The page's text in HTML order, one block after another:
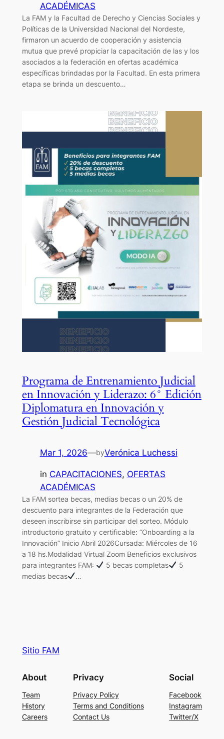
ACADÉMICAS
La FAM y la Facultad de Derecho y Ciencias Sociales y
Políticas de la Universidad Nacional del Nordeste,
firmaron un acuerdo de cooperación y asistencia
mutua que prevé propiciar la capacitación de las y los
asociados a la federación en ofertas académica
específicas brindadas por la Facultad. En esta primera
etapa se brinda un descuento…
Programa de Entrenamiento Judicial
en Innovación y Liderazo: 6° Edición
Diplomatura en Innovación y
Gestión Judicial Tecnológica
Mar 1, 2026—byVerónica Luchessi
in CAPACITACIONES, OFERTAS
ACADÉMICAS
La FAM sortea becas, medias becas o un 20% de
descuento para integrantes de la Federación que
deseen inscribirse sin participar del sorteo. Módulo
introductorio gratuito y certificable: “Onboarding a la
Innovación” Inicio Abril 2026Cursada: Miércoles de 16
a 18 hs.Modalidad Virtual Zoom Beneficios exclusivos
para integrantes FAM:
5 becas completas
5
medias becas
…
Sitio FAM
About
Team
History
Careers
Privacy
Privacy Policy
Terms and Conditions
Contact Us
Social
Facebook
Instagram
Twitter/X